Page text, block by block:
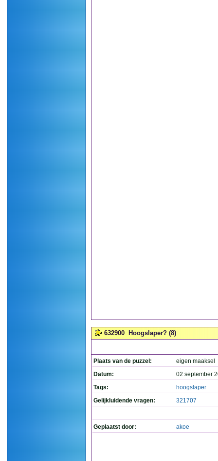
632900 Hoogslaper? (8)
Plaats van de puzzel:
eigen maaksel
Datum:
02 september
Tags:
hoogslaper
Gelijkluidende vragen:
321707
Geplaatst door: akoe